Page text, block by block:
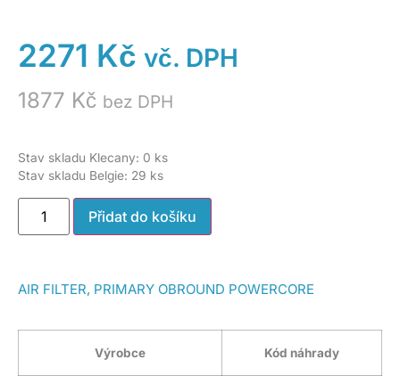
2271 Kč vč. DPH
1877 Kč bez DPH
Stav skladu Klecany: 0 ks
Stav skladu Belgie: 29 ks
Přidat do košíku
AIR FILTER, PRIMARY OBROUND POWERCORE
Výrobce Kód náhrady